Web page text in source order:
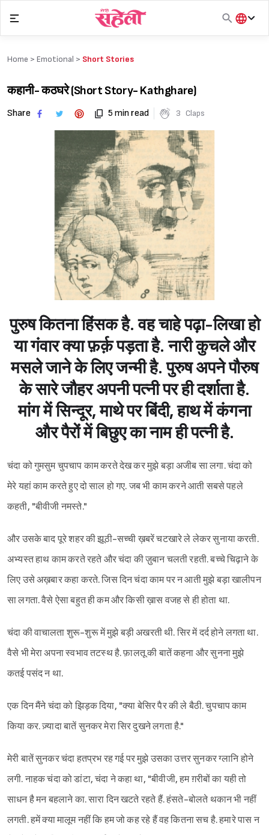
content
हिंदी
Home > Emotional > Short Stories
कहानी- कठघरे (Short Story- Kathghare)
Share 5 min read 3 Claps
पुरुष कितना हिंसक है. वह चाहे पढ़ा-लिखा हो
या गंवार क्या फ़र्क़ पड़ता है. नारी कुचले और
मसले जाने के लिए जन्मी है. पुरुष अपने पौरुष
के सारे जौहर अपनी पत्नी पर ही दर्शाता है.
मांग में सिन्दूर, माथे पर बिंदी, हाथ में कंगना
और पैरों में बिछुए का नाम ही पत्नी है.
चंदा को गुमसुम चुपचाप काम करते देख कर मुझे बड़ा अजीब सा लगा. चंदा को
मेरे यहां काम करते हुए दो साल हो गए. जब भी काम करने आती सबसे पहले
कहती, "बीवीजी नमस्ते."
और उसके बाद पूरे शहर की झूठी-सच्ची ख़बरें चटखारे ले लेकर सुनाया करती.
अभ्यस्त हाथ काम करते रहते और चंदा की ज़ुबान चलती रहती. बच्चे चिढ़ाने के
लिए उसे अख़बार कहा करते. जिस दिन चंदा काम पर न आती मुझे बड़ा खालीपन
सा लगता. वैसे ऐसा बहुत ही कम और किसी ख़ास वजह से ही होता था.
चंदा की वाचालता शुरू-शुरू में मुझे बड़ी अखरती थी. सिर में दर्द होने लगता था.
वैसे भी मेरा अपना स्वभाव तटस्थ है. फ़ालतू की बातें कहना और सुनना मुझे
कतई पसंद न था.
एक दिन मैंने चंदा को झिड़क दिया, "क्या बेसिर पैर की ले बैठी. चुपचाप काम
किया कर. ज़्यादा बातें सुनकर मेरा सिर दुखने लगता है."
मेरी बातें सुनकर चंदा हतप्रभ रह गई पर मुझे उसका उत्तर सुनकर ग्लानि होने
लगी. नाहक चंदा को डांटा, चंदा ने कहा था, "बीवीजी, हम ग़रीबों का यही तो
साधन है मन बहलाने का. सारा दिन खटते रहते हैं. हंसते-बोलते थकान भी नहीं
लगती. हमें क्या मालूम नहीं कि हम जो कह रहे हैं वह कितना सच है. हमारे पास न